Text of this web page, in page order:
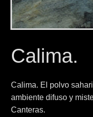
Calima.
Calima. El polvo
ambiente difuso y
Canteras.